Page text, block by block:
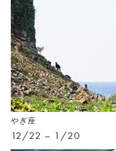
やぎ座
12/22 – 1/20